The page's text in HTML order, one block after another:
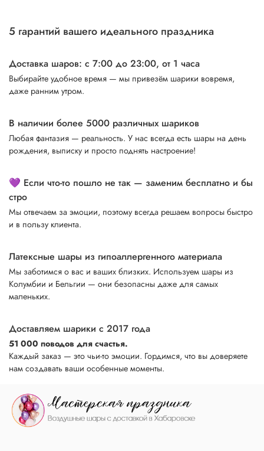
5 гарантий вашего идеального праздника
Доставка шаров: с 7:00 до 23:00, от 1 часа
Выбирайте удобное время — мы привезём шарики вовремя,
даже ранним утром.
В наличии более 5000 различных шариков
Любая фантазия — реальность. У нас всегда есть шары на день
рождения, выписку и просто поднять настроение!
💜 Если что-то пошло не так — заменим бесплатно и бы
стро
Мы отвечаем за эмоции, поэтому всегда решаем вопросы быстро
и в пользу клиента.
Латексные шары из гипоаллергенного материала
Мы заботимся о вас и ваших близких. Используем шары из
Колумбии и Бельгии — они безопасны даже для самых
маленьких.
Доставляем шарики с 2017 года
51 000 поводов для счастья.
Каждый заказ — это чьи-то эмоции. Гордимся, что вы доверяете
нам создавать ваши особенные моменты.